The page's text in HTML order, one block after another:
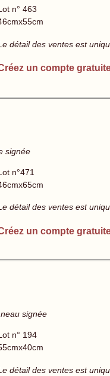
n° 463
détail des ventes est
un compte
signée
n°471
détail des ventes est
un compte
signée
n° 194
détail des ventes est